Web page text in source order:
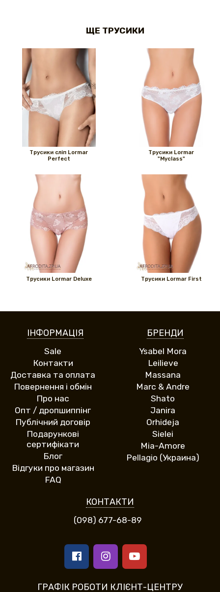
ЩЕ ТРУСИКИ
Трусики сліп Lormar
Perfect
Трусики Lormar
"Myclass"
Трусики Lormar Deluxe Трусики Lormar First
ІНФОРМАЦІЯ
Sale
Контакти
Доставка та оплата
Повернення і обмін
Про нас
Опт / дропшиппінг
Публічний договір
Подарункові
сертифікати
Блог
Відгуки про магазин
FAQ
БРЕНДИ
Ysabel Mora
Leilieve
Massana
Marc & Andre
Shato
Janira
Orhideja
Sielei
Mia-Amore
Pellagio (Украина)
КОНТАКТИ
(098) 677-68-89
ГРАФІК РОБОТИ КЛІЄНТ-ЦЕНТРУ